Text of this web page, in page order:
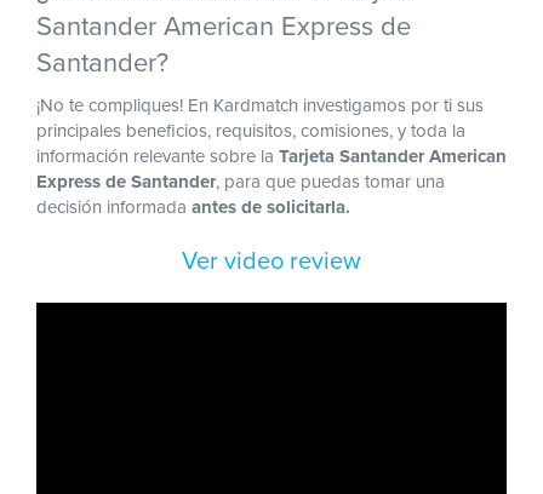
Santander American Express de
Santander?
¡No te compliques! En Kardmatch investigamos por ti sus
principales beneficios, requisitos, comisiones, y toda la
información relevante sobre la Tarjeta Santander American
Express de Santander, para que puedas tomar una
decisión informada antes de solicitarla.
Ver video review